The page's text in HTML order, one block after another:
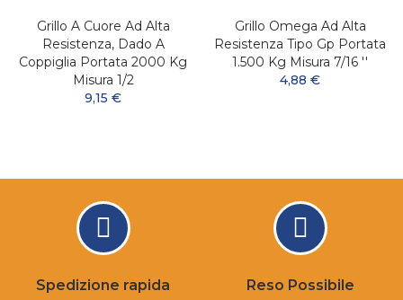
Grillo A Cuore Ad Alta
Resistenza, Dado A
Coppiglia Portata 2000 Kg
Misura 1/2
9,15 €
Grillo Omega Ad Alta
Resistenza Tipo Gp Portata
1.500 Kg Misura 7/16 ''
4,88 €
Spedizione rapida Reso Possibile